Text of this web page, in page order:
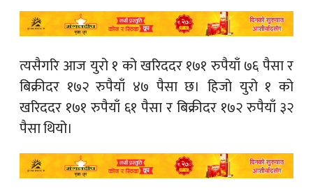
त्यसैगरि आज युरो १ को खरिददर १७१ रुपैयाँ ७६ पैसा र
बिक्रीदर १७२ रुपैयाँ ४७ पैसा छ। हिजो युरो १ को
खरिददर १७१ रुपैयाँ ६१ पैसा र बिक्रीदर १७२ रुपैयाँ ३२
पैसा थियो।